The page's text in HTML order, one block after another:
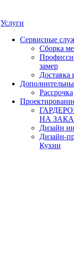
Услуги
Сервисные
Сборка
замер
Доставка
Рассрочка
НА
Дизайн
Дизайн-
Кухни